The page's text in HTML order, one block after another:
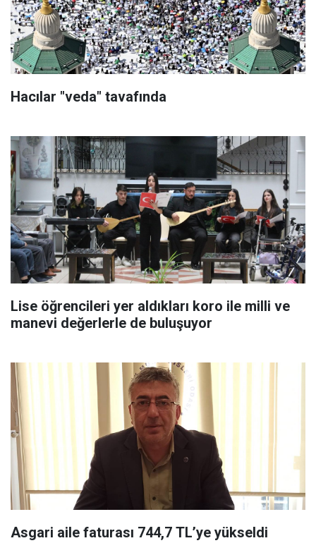
Hacılar "veda" tavafında
Lise öğrencileri yer aldıkları koro ile milli ve
manevi değerlerle de buluşuyor
Asgari aile faturası 744,7 TL’ye yükseldi